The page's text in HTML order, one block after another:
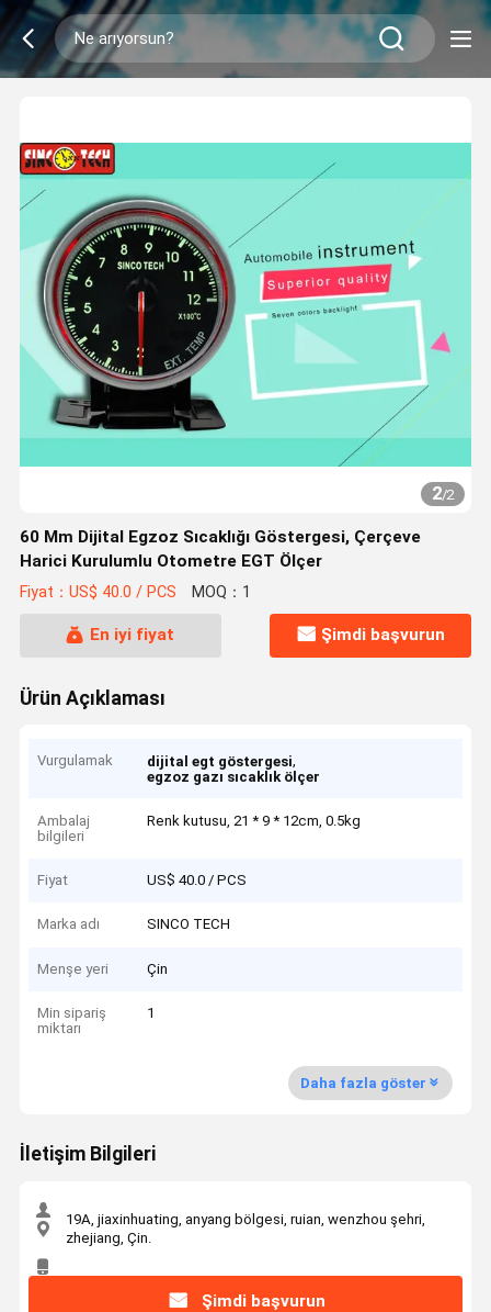
2/2
60 Mm Dijital Egzoz Sıcaklığı Göstergesi, Çerçeve
Harici Kurulumlu Otometre EGT Ölçer
Fiyat：US$ 40.0 / PCS MOQ：1
En iyi fiyat Şimdi başvurun
Ürün Açıklaması
Vurgulamak dijital egt göstergesi,
egzoz gazı sıcaklık ölçer
Ambalaj
bilgileri
Renk kutusu, 21 * 9 * 12cm, 0.5kg
Fiyat US$ 40.0 / PCS
Marka adı SINCO TECH
Menşe yeri Çin
Min sipariş
miktarı
1
Daha fazla göster
İletişim Bilgileri
19A, jiaxinhuating, anyang bölgesi, ruian, wenzhou şehri,
zhejiang, Çin.
Şimdi başvurun